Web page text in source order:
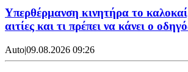
Υπερθέρμανση κινητήρα το
αιτίες και τι πρέπει να κάνει ο
Auto|09.08.2026 09:26